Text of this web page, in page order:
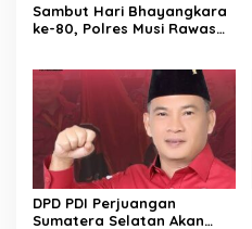
Sambut Hari Bhayangkara
ke-80, Polres Musi Rawas
Jayaloka
DPD PDI Perjuangan
Sumatera Selatan Akan